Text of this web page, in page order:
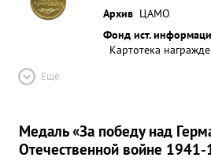
Архив ЦАМО
Фонд ист.
Картотека
Ещё
Медаль «За победу над
Отечественной войне 1941-